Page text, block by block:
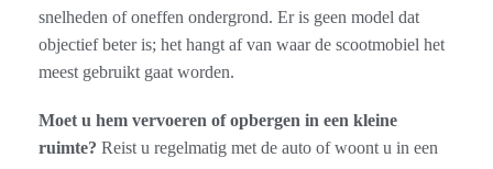
snelheden of oneffen ondergrond. Er is geen model dat
objectief beter is; het hangt af van waar de scootmobiel het
meest gebruikt gaat worden.
Moet u hem vervoeren of opbergen in een kleine
ruimte? Reist u regelmatig met de auto of woont u in een